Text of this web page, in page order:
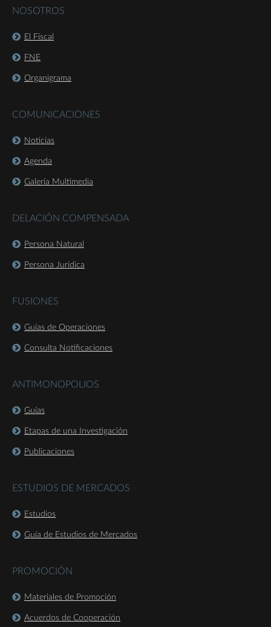
NOSOTROS
El Fiscal
FNE
Organigrama
COMUNICACIONES
Noticias
Agenda
Galería Multimedia
DELACIÓN COMPENSADA
Persona Natural
Persona Jurídica
FUSIONES
Guías de Operaciones
Consulta Notificaciones
ANTIMONOPOLIOS
Guías
Etapas de una Investigación
Publicaciones
ESTUDIOS DE MERCADOS
Estudios
Guía de Estudios de Mercados
PROMOCIÓN
Materiales de Promoción
Acuerdos de Cooperación